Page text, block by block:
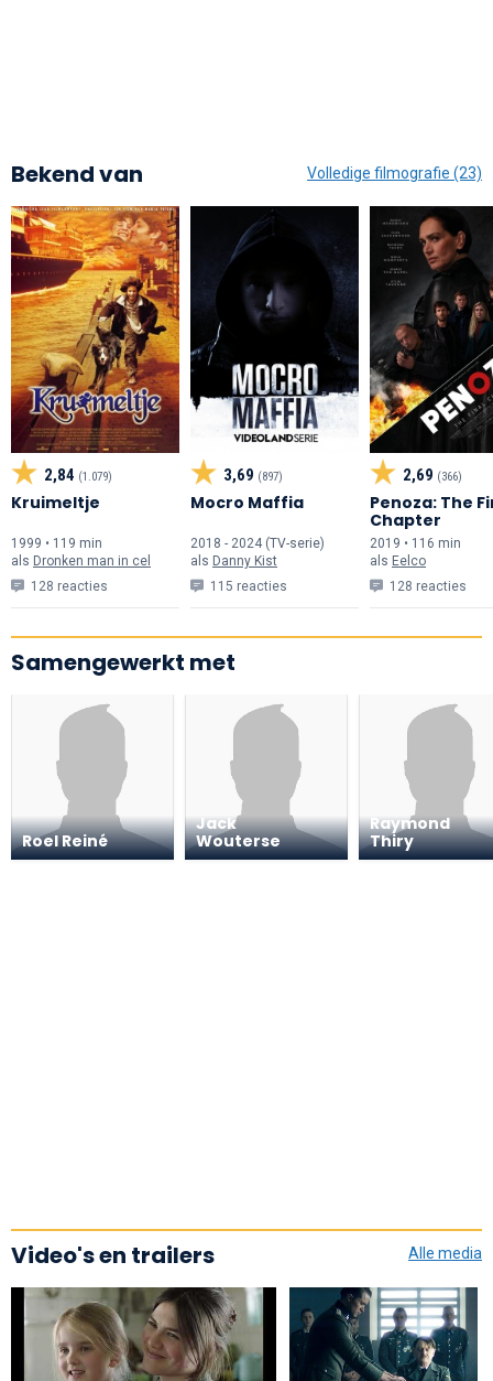
Bekend van Volledige filmografie (23)
2,84 (1.079)
Kruimeltje
1999 • 119 min
als Dronken man in cel
128 reacties
3,69 (897)
Mocro Maffia
2018 - 2024 (TV-serie)
als Danny Kist
115 reacties
2,69 (366)
Penoza: The
Chapter
2019 • 116 min
als Eelco
128 reacties
Samengewerkt met
Roel Reiné
Jack
Wouterse
Raymond
Thiry
Video's en trailers Alle media